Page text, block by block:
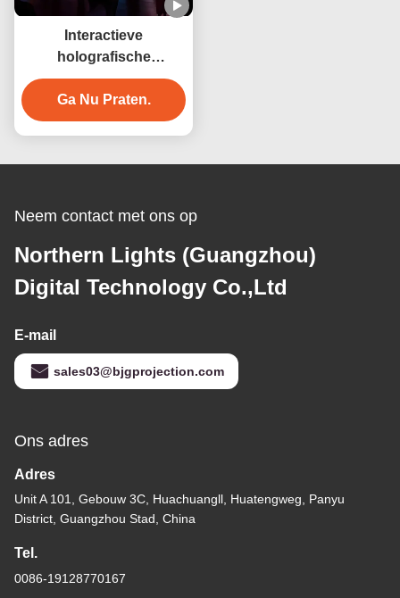
Interactieve
holografische
muurprojector 3200
Ga Nu Praten.
Neem contact met ons op
Northern Lights (Guangzhou)
Digital Technology Co.,Ltd
E-mail
sales03@bjgprojection.com
Ons adres
Adres
Unit A 101, Gebouw 3C, Huachuangll, Huatengweg, Panyu
District, Guangzhou Stad, China
Tel.
0086-19128770167